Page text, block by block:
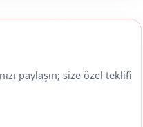
paylaşın; size özel teklifi